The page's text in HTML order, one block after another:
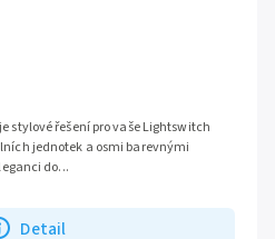
Detail
stylové řešení pro vaše Lightswitch
jednotek a osmi barevnými
do...